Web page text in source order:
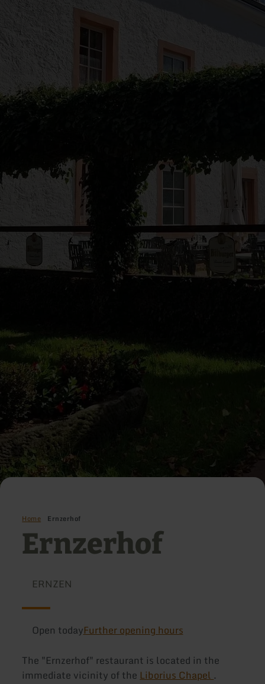
Home Ernzerhof
Ernzerhof
ERNZEN
Open todayFurther opening hours
The "Ernzerhof" restaurant is located in the
immediate vicinity of theLiborius Chapel.